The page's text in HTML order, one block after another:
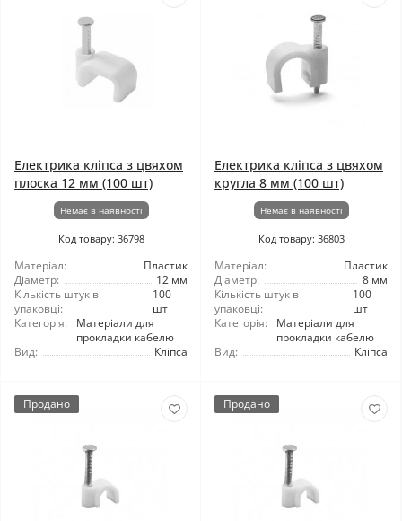
Електрика кліпса з цвяхом
плоска 12 мм (100 шт)
Немає в наявності
Код товару: 36798
Матеріал:
Пластик
Діаметр:
12 мм
Кількість штук в
упаковці:
100
шт
Категорія:
Матеріали для
прокладки кабелю
Вид:
Кліпса
Електрика кліпса з цвяхом
кругла 8 мм (100 шт)
Немає в наявності
Код товару: 36803
Матеріал:
Пластик
Діаметр:
8 мм
Кількість штук в
упаковці:
100
шт
Категорія:
Матеріали для
прокладки кабелю
Вид:
Кліпса
Продано Продано